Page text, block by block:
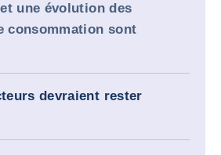
une évolution des
consommation sont
devraient rester